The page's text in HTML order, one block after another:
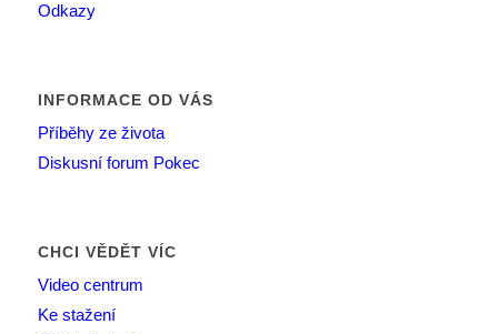
Odkazy
INFORMACE OD VÁS
Příběhy ze života
Diskusní forum Pokec
CHCI VĚDĚT VÍC
Video centrum
Ke stažení